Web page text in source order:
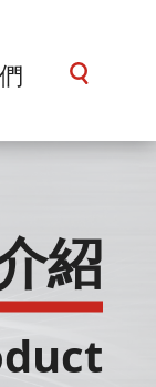
紹